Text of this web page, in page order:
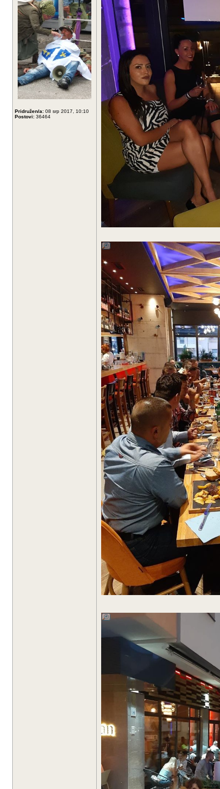
Pridružen/a: 08 srp 2017, 10:10
Postovi: 36464